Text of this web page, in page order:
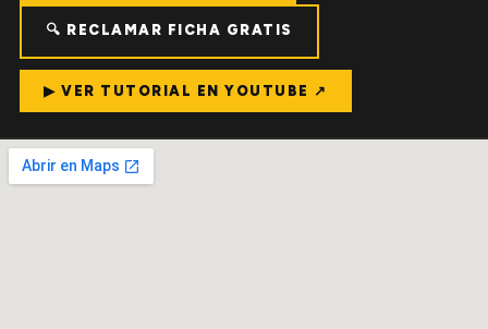
🔍 RECLAMAR FICHA GRATIS
▶ VER TUTORIAL EN YOUTUBE ↗